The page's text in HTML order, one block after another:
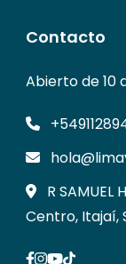
Contacto
Abierto de 10
R SAMUEL
Centro, Itajaí,